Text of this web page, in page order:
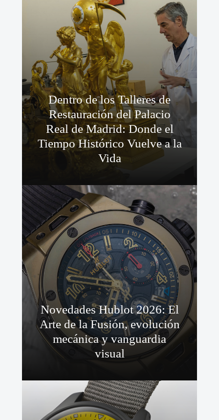
Dentro de los Talleres de
Restauración del Palacio
Real de Madrid: Donde el
Tiempo Histórico Vuelve a la
Vida
Novedades Hublot 2026: El
Arte de la Fusión, evolución
mecánica y vanguardia
visual